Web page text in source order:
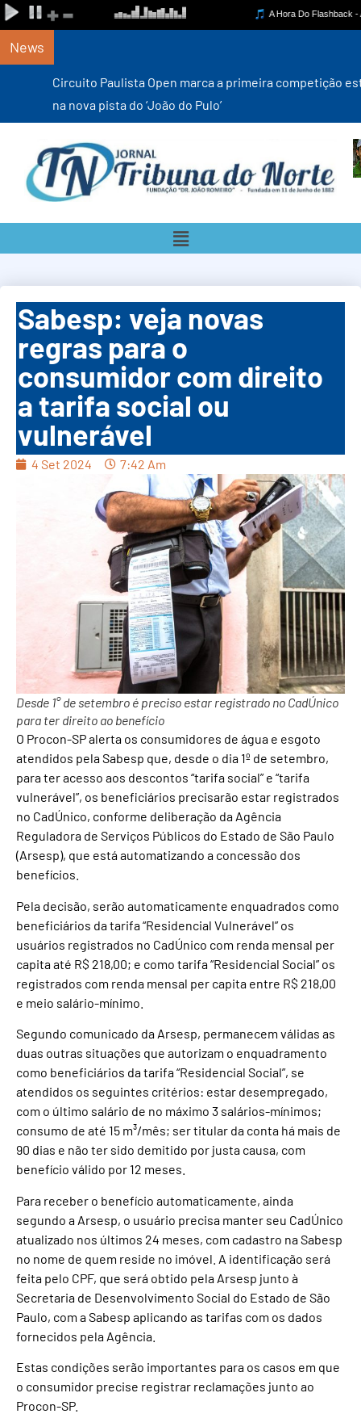
News
Circuito Paulista Open marca a primeira competição estadual
na nova pista do ‘João do Pulo’
Sabesp: veja novas
regras para o
consumidor com direito
a tarifa social ou
vulnerável
4 Set 2024 7:42 Am
Desde 1° de setembro é preciso estar registrado no CadÚnico
para ter direito ao benefício
O Procon-SP alerta os consumidores de água e esgoto
atendidos pela Sabesp que, desde o dia 1º de setembro,
para ter acesso aos descontos “tarifa social” e “tarifa
vulnerável”, os beneficiários precisarão estar registrados
no CadÚnico, conforme deliberação da Agência
Reguladora de Serviços Públicos do Estado de São Paulo
(Arsesp), que está automatizando a concessão dos
benefícios.
Pela decisão, serão automaticamente enquadrados como
beneficiários da tarifa “Residencial Vulnerável” os
usuários registrados no CadÚnico com renda mensal per
capita até R$ 218,00; e como tarifa “Residencial Social” os
registrados com renda mensal per capita entre R$ 218,00
e meio salário-mínimo.
Segundo comunicado da Arsesp, permanecem válidas as
duas outras situações que autorizam o enquadramento
como beneficiários da tarifa “Residencial Social”, se
atendidos os seguintes critérios: estar desempregado,
com o último salário de no máximo 3 salários-mínimos;
consumo de até 15 m³/mês; ser titular da conta há mais de
90 dias e não ter sido demitido por justa causa, com
benefício válido por 12 meses.
Para receber o benefício automaticamente, ainda
segundo a Arsesp, o usuário precisa manter seu CadÚnico
atualizado nos últimos 24 meses, com cadastro na Sabesp
no nome de quem reside no imóvel. A identificação será
feita pelo CPF, que será obtido pela Arsesp junto à
Secretaria de Desenvolvimento Social do Estado de São
Paulo, com a Sabesp aplicando as tarifas com os dados
fornecidos pela Agência.
Estas condições serão importantes para os casos em que
o consumidor precise registrar reclamações junto ao
Procon-SP.